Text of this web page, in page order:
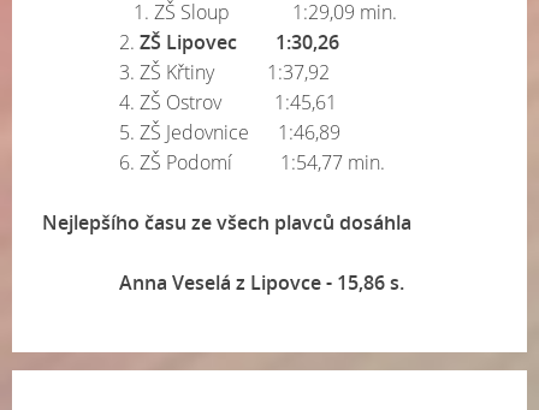
1. ZŠ Sloup 1:29,09 min.
2. ZŠ Lipovec 1:30,26
3. ZŠ Křtiny 1:37,92
4. ZŠ Ostrov 1:45,61
5. ZŠ Jedovnice 1:46,89
6. ZŠ Podomí 1:54,77 min.
Nejlepšího času ze všech plavců dosáhla
Anna Veselá z Lipovce - 15,86 s.